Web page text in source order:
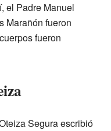
el Padre Manuel
Marañón fueron
fueron
Segura escribió